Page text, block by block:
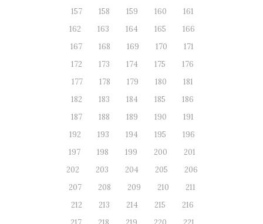
157
158 159 160
161
162
163 164 165
166
167
168 169 170
171
172
173 174 175
176
177
178 179 180
181
182
183 184 185
186
187
188 189 190
191
192
193 194 195
196
197
198 199 200
201
202
203 204 205
206
207
208 209 210
211
212
213 214 215
216